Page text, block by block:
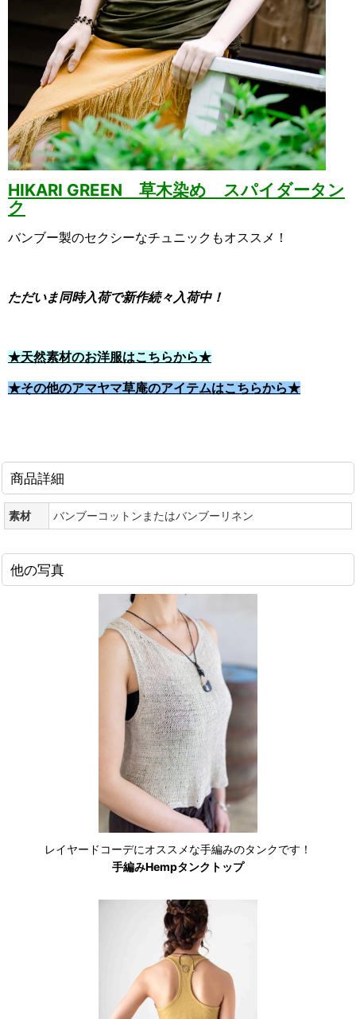
HIKARI GREEN 草木染め スパイダータン
ク
バンブー製のセクシーなチュニックもオススメ！
ただいま同時入荷で新作続々入荷中！
★天然素材のお洋服はこちらから★
★その他のアマヤマ草庵のアイテムはこちらから★
商品詳細
素材 バンブーコットンまたはバンブーリネン
他の写真
レイヤードコーデにオススメな手編みのタンクです！
手編みHempタンクトップ